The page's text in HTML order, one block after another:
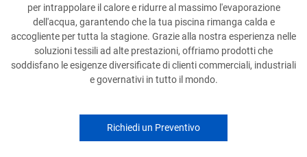
per intrappolare il calore e ridurre al massimo l'evaporazione
dell'acqua, garantendo che la tua piscina rimanga calda e
accogliente per tutta la stagione. Grazie alla nostra esperienza nelle
soluzioni tessili ad alte prestazioni, offriamo prodotti che
soddisfano le esigenze diversificate di clienti commerciali, industriali
e governativi in tutto il mondo.
Richiedi un Preventivo